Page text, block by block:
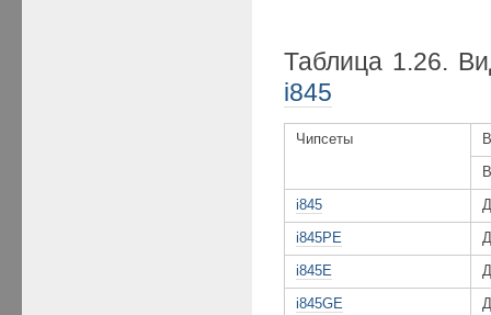
Таблица 1.26.
i845
Чипсеты
i845
i845PE
i845E
i845GE